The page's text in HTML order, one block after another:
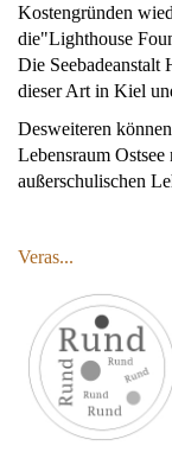
Kostengründen
die"Lighthouse
Die Seebadeanstalt
dieser Art in Kiel
Desweiteren
Lebensraum Ostsee
außerschulischen
Veras...